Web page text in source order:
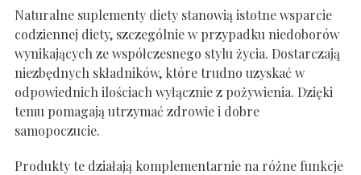
Naturalne suplementy diety stanowią istotne wsparcie
codziennej diety, szczególnie w przypadku niedoborów
wynikających ze współczesnego stylu życia. Dostarczają
niezbędnych składników, które trudno uzyskać w
odpowiednich ilościach wyłącznie z pożywienia. Dzięki
temu pomagają utrzymać zdrowie i dobre
samopoczucie.
Produkty te działają komplementarnie na różne funkcje